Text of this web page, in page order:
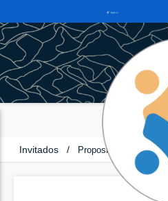
Invitados / Proposición de Citación